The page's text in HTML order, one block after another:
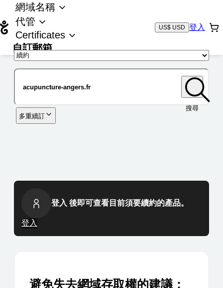
網域名稱
代管
Certificates
自訂郵箱
US$ USD 登入
搜尋
多重續訂
登入 後即可查看目前須要續約的產品。
登入
避免失去網域存取權的建議：